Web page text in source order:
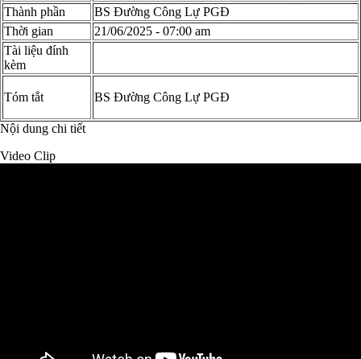
Thành phần
BS Đường Công Lự PGĐ
Thời gian
21/06/2025 - 07:00 am
Tài liệu đính
kèm
Tóm tắt BS Đường Công Lự PGĐ
Nội dung chi tiết
Video Clip